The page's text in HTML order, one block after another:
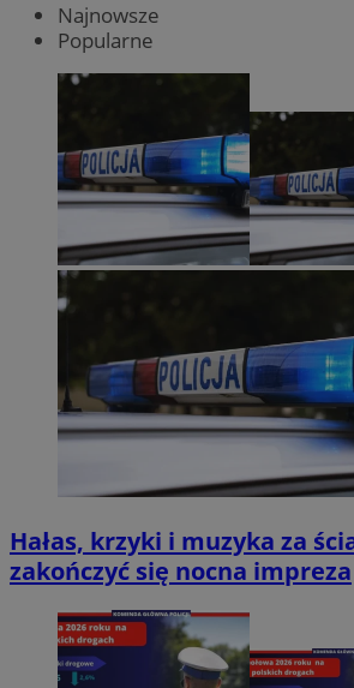
Najnowsze
Popularne
Hałas, krzyki i muzyka za
zakończyć się nocna impreza